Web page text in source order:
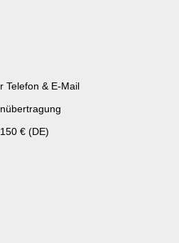
Telefon & E-Mail
€ (DE)